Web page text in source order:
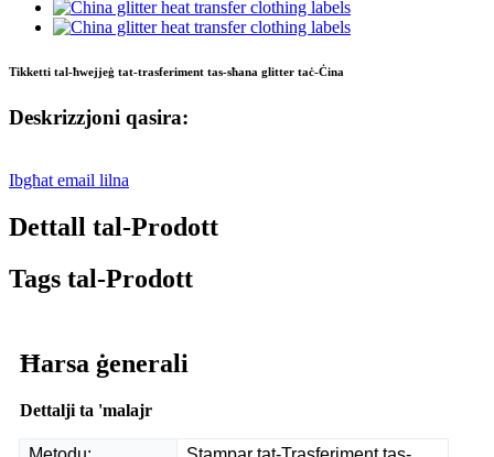
Tikketti tal-ħwejjeġ tat-trasferiment tas-sħana glitter taċ-Ċina
Deskrizzjoni qasira:
Ibgħat email lilna
Dettall tal-Prodott
Tags tal-Prodott
Ħarsa ġenerali
Dettalji ta 'malajr